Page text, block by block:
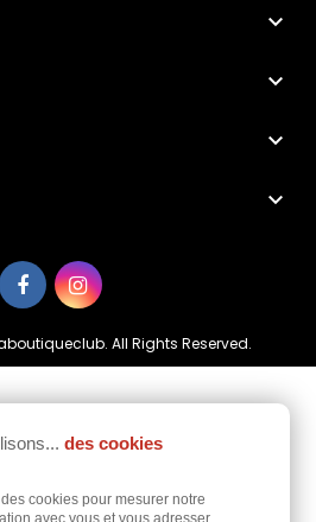




des cookies
cookies pour mesurer notre
avec vous et vous adresser
All Rights Reserved.